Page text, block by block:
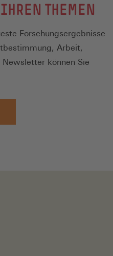
THEMEN
Forschungsergebnisse
Arbeit,
können Sie